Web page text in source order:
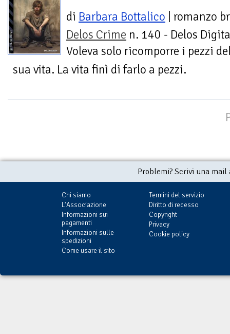
di Barbara Bottalico | romanzo
Delos Crime n. 140 - Delos
Voleva solo ricomporre i pezzi
sua vita. La vita finì di farlo a pezzi.
Problemi? Scrivi una
Chi siamo
L'Associazione
Informazioni sui
pagamenti
Informazioni sulle
spedizioni
Come usare il sito
Termini del servizio
Diritto di recesso
Copyright
Privacy
Cookie policy